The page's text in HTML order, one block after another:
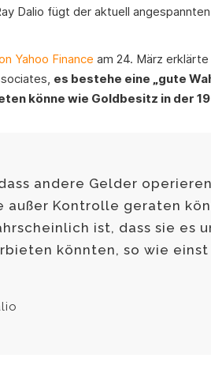
Dalio fügt der aktuell
Yahoo Finance am 24. März
es bestehe eine „gute
könne wie Goldbesitz in der
andere Gelder
außer Kontrolle geraten
ist, dass sie es
könnten, so wie einst